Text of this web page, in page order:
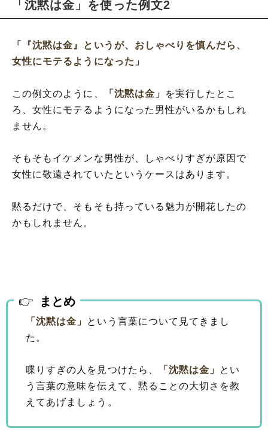
「沈黙は金」を使った例文2
「『沈黙は金』というが、おしゃべりを慎んだら、
女性にモテるようになった」
この例文のように、 「沈黙は金」
を実行したとこ
ろ、女性にモテるようになった男性がいるかもしれ
ません。
そもそもイケメンな男性が、しゃべりすぎが原因で
女性に敬遠されていたというケースはあります。
黙るだけで、そもそも持っている魅力が開花したの
かもしれません。
まとめ
「沈黙は金」 という言葉について見てきまし
た。
喋りすぎの人を見つけたら、 「沈黙は金」
とい
う言葉の意味を伝えて、黙ることの大切さを教
えてあげましょう。